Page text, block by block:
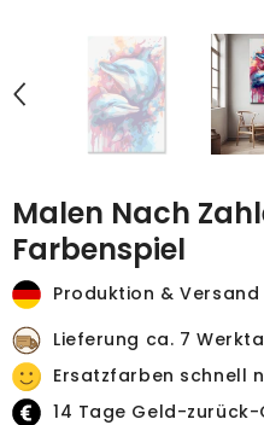
Malen Nach
Farbenspiel
Produktion &
Lieferung ca. 7
Ersatzfarben schnell
14 Tage Geld-